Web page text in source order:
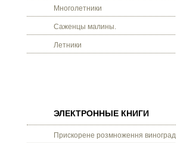
Многолетники
Саженцы малины.
Летники
ЭЛЕКТРОННЫЕ КНИГИ
Прискорене розмноження винограду.